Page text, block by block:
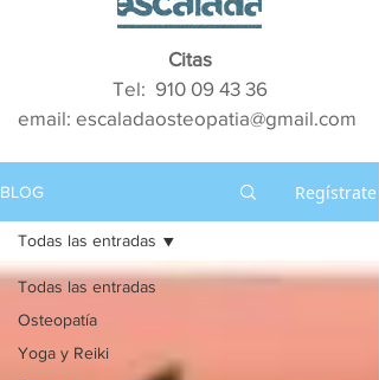
Citas
Tel: 910 09 43 36
email: escaladaosteopatia@gmail.com
BLOG Regístrate
Todas las entradas
Osteopatía
Yoga y Reiki
Todas las entradas